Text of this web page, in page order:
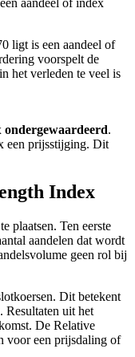
ligt is een aandeel of
voorspelt de
het verleden te veel is
ondergewaardeerd.
een prijsstijging. Dit
Index
te plaatsen. Ten eerste
aandelen dat wordt
geen rol bij
Dit betekent
Resultaten uit het
De Relative
voor een prijsdaling of